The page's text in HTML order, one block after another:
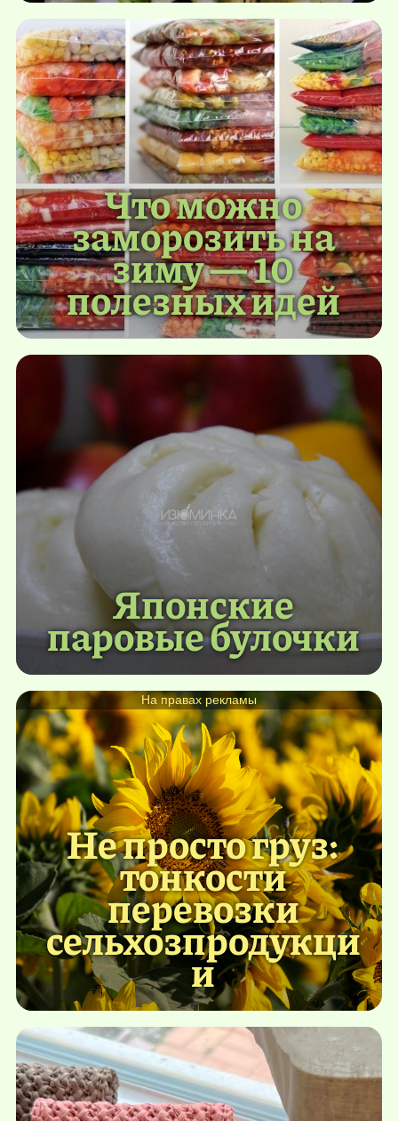
Что можно
заморозить на
зиму — 10
полезных идей
Японские
паровые булочки
Не просто груз:
тонкости
перевозки
сельхозпродукци
и
На правах рекламы